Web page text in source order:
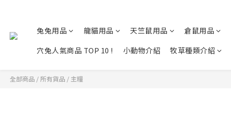
兔兔用品 龍貓用品 天竺鼠用品 倉鼠用品
穴兔人氣商品 TOP 10 !
小動物介紹 牧草種類介紹
全部商品 / 所有貨品 / 主糧